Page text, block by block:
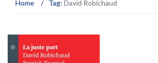
Home / Tag: David Robichaud